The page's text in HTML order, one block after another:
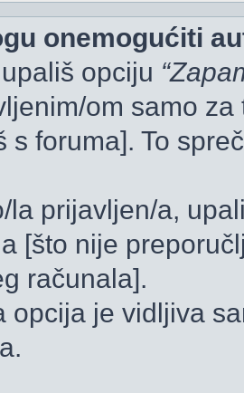
onemogućiti
opciju
om samo
s foruma]. To
la prijavljen/a,
[što nije
računala].
opcija je vidljiva